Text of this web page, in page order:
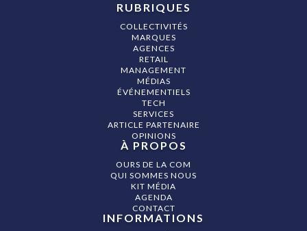
RUBRIQUES
COLLECTIVITÉS
MARQUES
AGENCES
RETAIL
MANAGEMENT
MÉDIAS
ÉVÉNEMENTIELS
TECH
SERVICES
ARTICLE PARTENAIRE
OPINIONS
À PROPOS
OURS DE LA COM
QUI SOMMES NOUS
KIT MÉDIA
AGENDA
CONTACT
INFORMATIONS